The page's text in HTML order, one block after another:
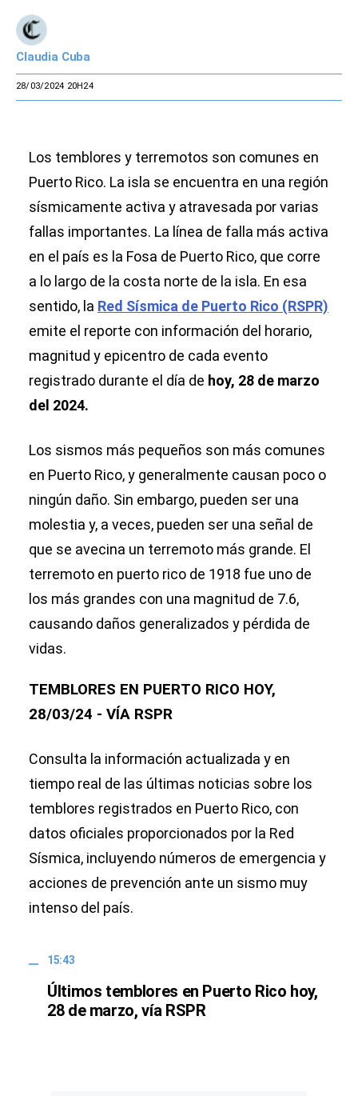
Claudia Cuba
28/03/2024 20H24
Los temblores y terremotos son comunes en
Puerto Rico. La isla se encuentra en una región
sísmicamente activa y atravesada por varias
fallas importantes. La línea de falla más activa
en el país es la Fosa de Puerto Rico, que corre
a lo largo de la costa norte de la isla. En esa
sentido, la Red Sísmica de Puerto Rico (RSPR)
emite el reporte con información del horario,
magnitud y epicentro de cada evento
registrado durante el día de hoy, 28 de marzo
del 2024.
Los sismos más pequeños son más comunes
en Puerto Rico, y generalmente causan poco o
ningún daño. Sin embargo, pueden ser una
molestia y, a veces, pueden ser una señal de
que se avecina un terremoto más grande. El
terremoto en puerto rico de 1918 fue uno de
los más grandes con una magnitud de 7.6,
causando daños generalizados y pérdida de
vidas.
TEMBLORES EN PUERTO RICO HOY,
28/03/24 - VÍA RSPR
Consulta la información actualizada y en
tiempo real de las últimas noticias sobre los
temblores registrados en Puerto Rico, con
datos oficiales proporcionados por la Red
Sísmica, incluyendo números de emergencia y
acciones de prevención ante un sismo muy
intenso del país.
15:43
Últimos temblores en Puerto Rico hoy,
28 de marzo, vía RSPR